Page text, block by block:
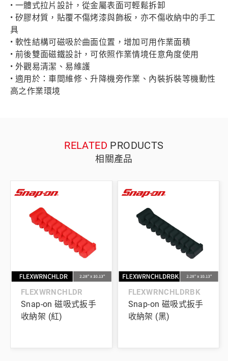
• 一體式拉片設計，從金屬表面可輕鬆拆卸
• 矽膠材質，貼覆不傷烤漆與飾板，亦不傷收納中的手工
具
• 軟性結構可磁吸於曲面位置，增加可用作業面積
• 前後雙面磁鐵設計，可依照作業情境任意角度使用
• 外觀易清潔、易維護
• 適用於：車間維修、升降機旁作業、內裝拆裝等機動性
高之作業環境
RELATED PRODUCTS
相關產品
FLEXWRNCHLDR
Snap-on 磁吸式扳手
收納架 (紅)
FLEXWRNCHLDRBK
Snap-on 磁吸式扳手
收納架 (黑)